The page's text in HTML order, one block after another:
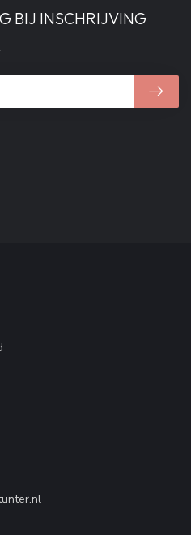
BIJ INSCHRIJVING